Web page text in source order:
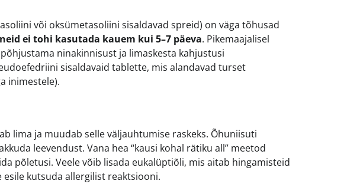
või oksümetasoliini sisaldavad spreid) on väga tõhusad
neid ei tohi kasutada kauem kui 5–7 päeva. Pikemaajalisel
ninakinnisust ja limaskesta kahjustusi
sisaldavaid tablette, mis alandavad turset
inimestele).
lima ja muudab selle väljauhtumise raskeks. Õhuniisuti
leevendust. Vana hea “kausi kohal rätiku all” meetod
põletusi. Veele võib lisada eukalüptiõli, mis aitab hingamisteid
kutsuda allergilist reaktsiooni.